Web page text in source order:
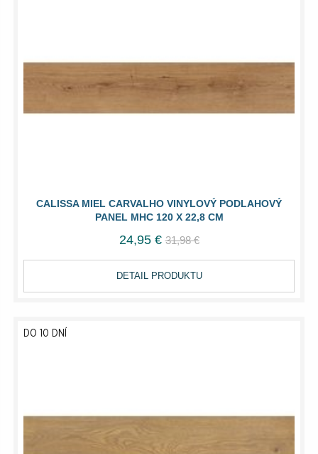
CALISSA MIEL CARVALHO VINYLOVÝ PODLAHOVÝ
PANEL MHC 120 X 22,8 CM
24,95 € 31,98 €
DETAIL PRODUKTU
DO 10 DNÍ